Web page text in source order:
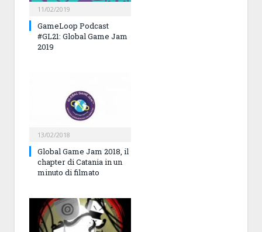
11/02/2019
GameLoop Podcast
#GL21: Global Game Jam
2019
13/02/2018
Global Game Jam 2018, il
chapter di Catania in un
minuto di filmato